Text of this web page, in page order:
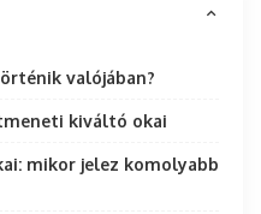
valójában?
kiváltó okai
mikor jelez komolyabb